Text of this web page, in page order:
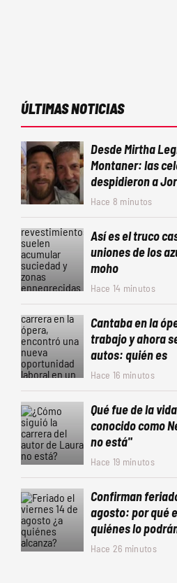
ÚLTIMAS NOTICIAS
Desde Mirtha
Montaner: las
despidieron a
Hace 8 minutos
Así es el truco
uniones de los
moho
Hace 14 minutos
Cantaba en la
trabajo y ahora
autos: quién es
Hace 16 minutos
Qué fue de la
conocido como
no está"
Hace 19 minutos
Confirman
agosto: por qué
quiénes lo
Hace 26 minutos